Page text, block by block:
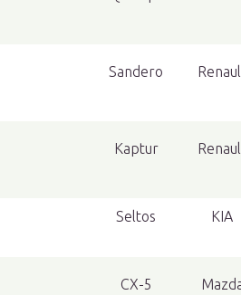
Sandero
Kaptur
Seltos KIA
CX-5